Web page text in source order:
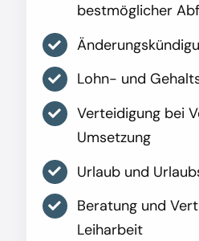
bestmöglicher
Lohn- und
Verteidigung bei
Umsetzung
Urlaub und
Beratung und
Leiharbeit